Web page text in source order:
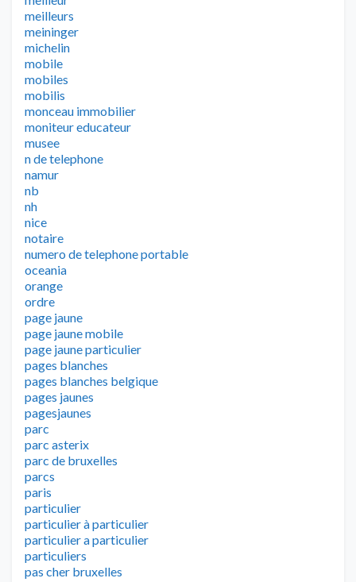
meilleurs
meininger
michelin
mobile
mobiles
mobilis
monceau immobilier
moniteur educateur
musee
n de telephone
namur
nb
nh
nice
notaire
numero de telephone portable
oceania
orange
ordre
page jaune
page jaune mobile
page jaune particulier
pages blanches
pages blanches belgique
pages jaunes
pagesjaunes
parc
parc asterix
parc de bruxelles
parcs
paris
particulier
particulier à particulier
particulier a particulier
particuliers
pas cher bruxelles